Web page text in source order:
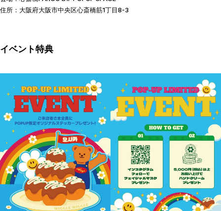
住所：大阪府大阪市中央区心斎橋筋1丁目8-3
イベント特典